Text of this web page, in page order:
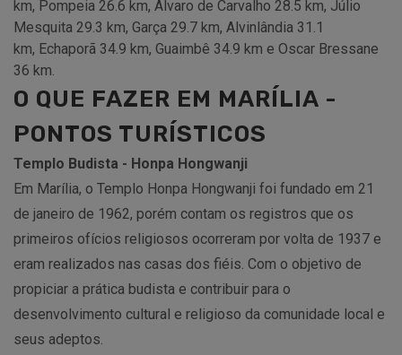
km, Pompeia 26.6 km, Álvaro de Carvalho 28.5 km, Júlio
Mesquita 29.3 km, Garça 29.7 km, Alvinlândia 31.1
km, Echaporã 34.9 km, Guaimbê 34.9 km e Oscar Bressane
36 km.
O QUE FAZER EM MARÍLIA -
PONTOS TURÍSTICOS
Templo Budista - Honpa Hongwanji
Em Marília, o Templo Honpa Hongwanji foi fundado em 21
de janeiro de 1962, porém contam os registros que os
primeiros ofícios religiosos ocorreram por volta de 1937 e
eram realizados nas casas dos fiéis. Com o objetivo de
propiciar a prática budista e contribuir para o
desenvolvimento cultural e religioso da comunidade local e
seus adeptos.